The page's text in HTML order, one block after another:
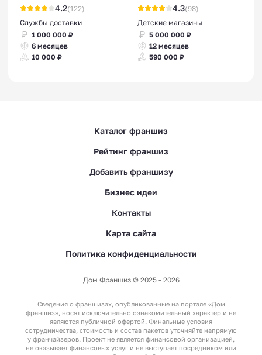
4.2(122)
Службы доставки
1 000 000 ₽
6 месяцев
10 000 ₽
4.3(98)
Детские магазины
5 000 000 ₽
12 месяцев
590 000 ₽
Каталог франшиз
Рейтинг франшиз
Добавить франшизу
Бизнес идеи
Контакты
Карта сайта
Политика конфиденциальности
Дом Франшиз © 2025 - 2026